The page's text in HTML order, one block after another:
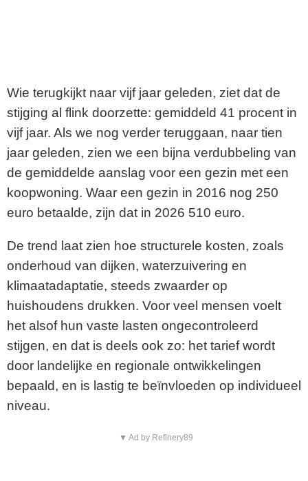
Wie terugkijkt naar vijf jaar geleden, ziet dat de
stijging al flink doorzette: gemiddeld 41 procent in
vijf jaar. Als we nog verder teruggaan, naar tien
jaar geleden, zien we een bijna verdubbeling van
de gemiddelde aanslag voor een gezin met een
koopwoning. Waar een gezin in 2016 nog 250
euro betaalde, zijn dat in 2026 510 euro.
De trend laat zien hoe structurele kosten, zoals
onderhoud van dijken, waterzuivering en
klimaatadaptatie, steeds zwaarder op
huishoudens drukken. Voor veel mensen voelt
het alsof hun vaste lasten ongecontroleerd
stijgen, en dat is deels ook zo: het tarief wordt
door landelijke en regionale ontwikkelingen
bepaald, en is lastig te beïnvloeden op individueel
niveau.
▼ Ad by Refinery89